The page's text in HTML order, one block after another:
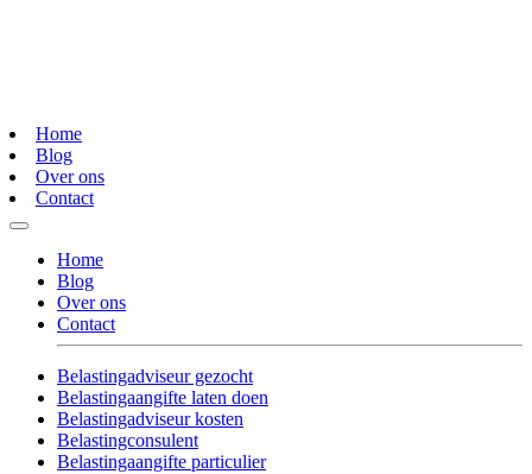
Home
Blog
Over ons
Contact
Home
Blog
Over ons
Contact
Belastingadviseur gezocht
Belastingaangifte laten doen
Belastingadviseur kosten
Belastingconsulent
Belastingaangifte particulier